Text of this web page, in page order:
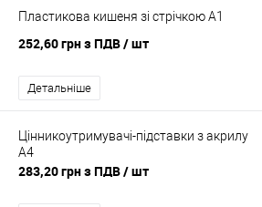
Пластикова кишеня зі стрічкою A1
252,60 грн з ПДВ/ шт
Детальніше
Цінникоутримувачі-підставки з акрилу
A4
283,20 грн з ПДВ/ шт